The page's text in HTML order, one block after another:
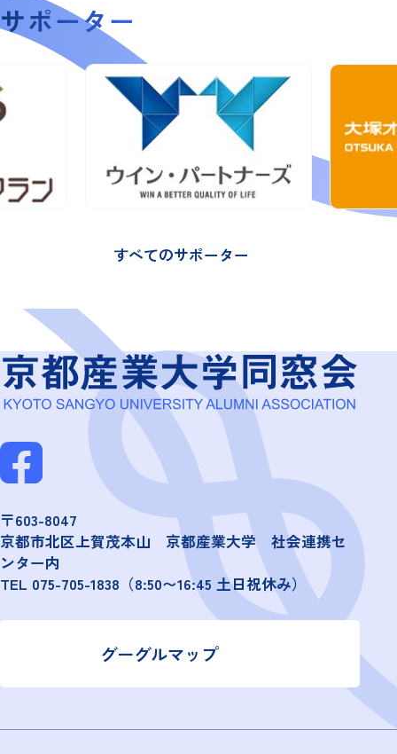
サポーター
すべてのサポーター
〒603-8047
京都市北区上賀茂本山 京都産業大学 社会連携セ
ンター内
TEL 075-705-1838 （8:50〜16:45 土日祝休み）
グーグルマップ